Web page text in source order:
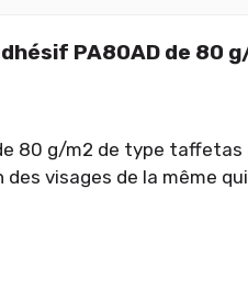
PA80AD de 80
80 g/m2 de type
des visages de la même